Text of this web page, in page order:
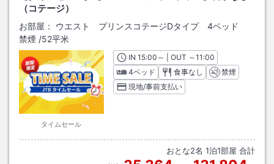
（コテージ）
お部屋：
ウエスト プリンスコテージDタイプ 4ベッド
禁煙 /52平米
タイムセール
INチェックイン
15:00 ～ | OUT チェックアウト
～11:00
4ベッド
食事なし
禁煙
現地/事前支払い
おとな2名 1泊1部屋 合計